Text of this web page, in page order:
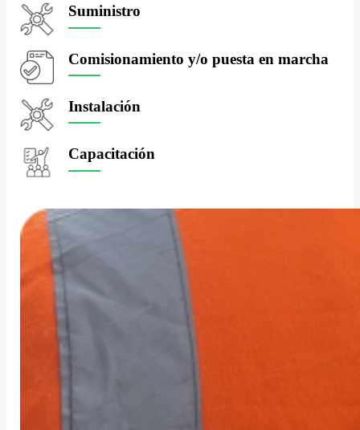
Suministro
Comisionamiento y/o puesta en marcha
Instalación
Capacitación